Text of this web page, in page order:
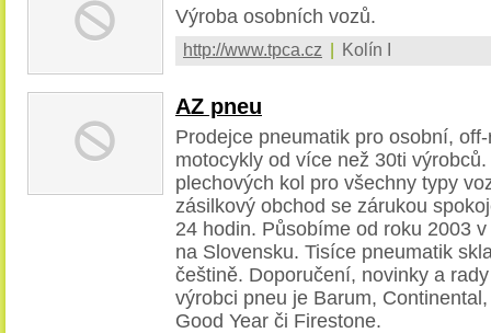
Výroba osobních vozů.
http://www.tpca.cz | Kolín I
AZ pneu
Prodejce pneumatik pro osobní,
motocykly od více než 30ti
plechových kol pro všechny typy
zásilkový obchod se zárukou
24 hodin. Působíme od roku 2003
na Slovensku. Tisíce pneumatik
češtině. Doporučení, novinky a
výrobci pneu je Barum,
Good Year či Firestone.